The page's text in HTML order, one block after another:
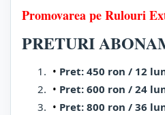
Promovarea pe Rulouri
PRETURI
Pret: 450 ron / 12
Pret: 600 ron / 24
Pret: 800 ron / 36